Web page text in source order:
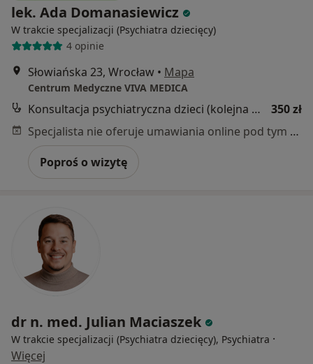
lek. Ada Domanasiewicz
W trakcie specjalizacji (Psychiatra dziecięcy)
4 opinie
Słowiańska 23, Wrocław • Mapa
Centrum Medyczne VIVA MEDICA
Konsultacja psychiatryczna dzieci (kolejna wizyta)
350 zł
Specjalista nie oferuje umawiania online pod tym adresem.
Poproś o wizytę
dr n. med. Julian Maciaszek
W trakcie specjalizacji (Psychiatra dziecięcy), Psychiatra ·
Więcej